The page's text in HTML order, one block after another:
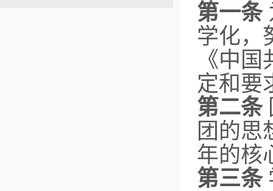
第一条
学化，
《中
定和要
第二条
团的思
年的核
第三条